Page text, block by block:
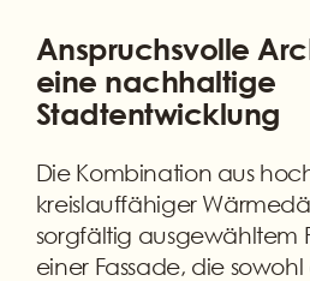
Anspruchsvolle
eine nachhaltige
Stadtentwicklung
Die Kombination aus
kreislauffähiger
sorgfältig ausgewähltem
einer Fassade, die sowohl